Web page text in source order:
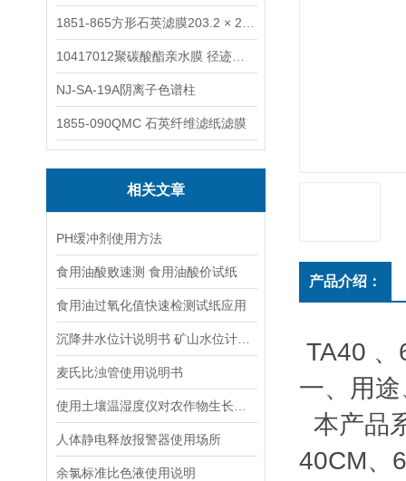
NJ-SA-19A阴离子色谱柱
1855-090QMC 石英纤维滤纸滤膜
相关文章
PH缓冲剂使用方法
食用油酸败速测 食用油酸价试纸
食用油过氧化值快速检测试纸应用
麦氏比浊管使用说明书
人体静电释放报警器使用场所
余氯标准比色液使用说明
产品介绍：
TA40 、
一、 用
本产品
40CM、